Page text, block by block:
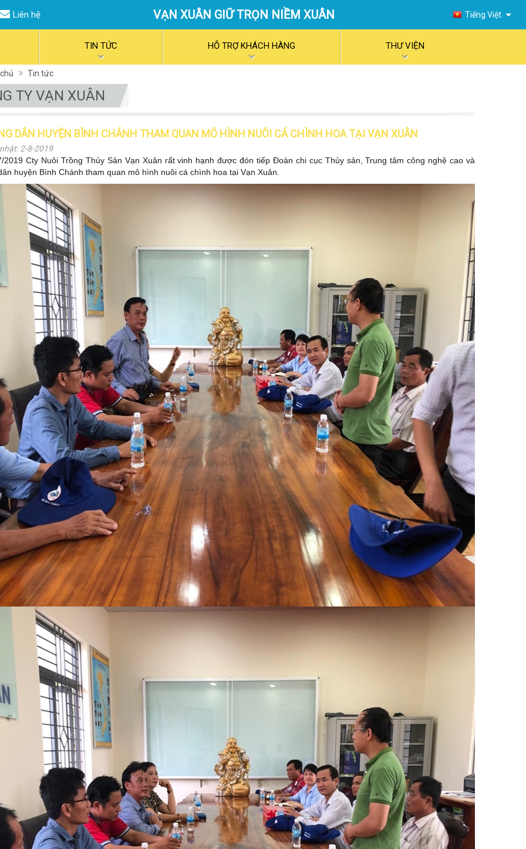
Liên hệ VẠN XUÂN GIỮ TRỌN NIỀM XUÂN
Tiếng Việt
TIN TỨC HỖ TRỢ KHÁCH HÀNG THƯ VIỆN
Tin tức
TY VẠN XUÂN
DÂN HUYỆN BÌNH CHÁNH THAM QUAN MÔ HÌNH NUÔI CÁ CHÌNH HOA TẠI VẠN XUÂN
2-8-2019
2019 Cty Nuôi Trồng Thủy Sản Vạn Xuân rất vinh hạnh được đón tiếp Đoàn chi cục Thủy sản, Trung tâm công nghệ cao và
huyện Bình Chánh tham quan mô hình nuôi cá chình hoa tại Vạn Xuân.